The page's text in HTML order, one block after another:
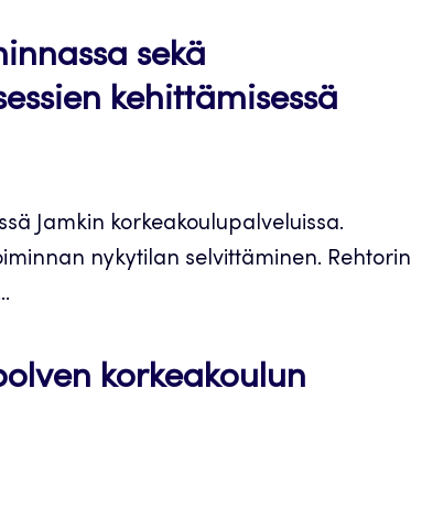
sekä
kehittämisessä
Jamkin korkeakoulupalveluissa.
nykytilan selvittäminen. Rehtorin
korkeakoulun